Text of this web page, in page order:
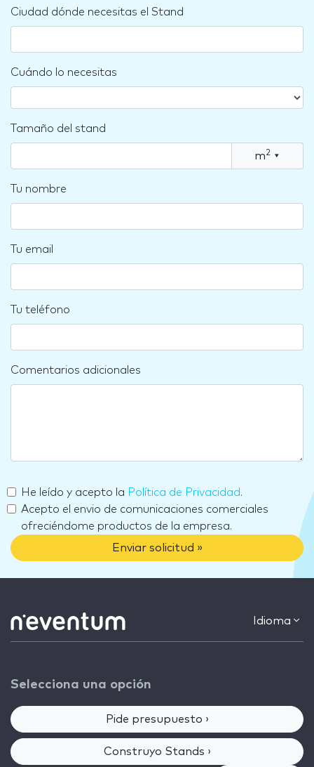
Ciudad dónde necesitas el Stand
Cuándo lo necesitas
Tamaño del stand
m2 ▾
Tu nombre
Tu email
Tu teléfono
Comentarios adicionales
He leído y acepto la Política de Privacidad.
Acepto el envio de comunicaciones comerciales
ofreciéndome productos de la empresa.
Enviar solicitud »
Idioma
Selecciona una opción
Pide presupuesto ›
Construyo Stands ›